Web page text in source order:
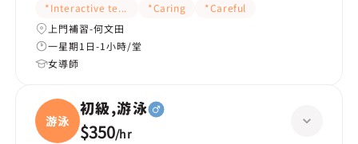
*Interactive teaching*Caring
*Careful
上門補習-何文田
一星期1日-1小時/堂
女導師
游泳
初級,游泳
$350/hr